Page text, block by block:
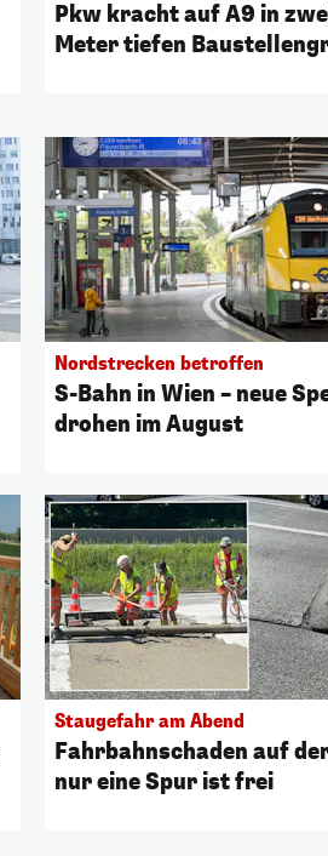
Pkw kracht auf A9 in
Meter tiefen
Nordstrecken betroffen
S-Bahn in Wien – neue
drohen im August
Staugefahr am Abend
Fahrbahnschaden auf
nur eine Spur ist frei